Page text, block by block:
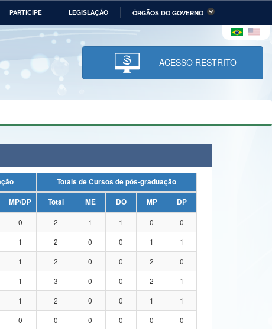
PARTICIPE LEGISLAÇÃO ÓRGÃOS DO GOVERNO
da Economia Ministério da Infraestrutura
Ministério da Ciência,
Tecnologia, Inovações e
Comunicações
Direitos Humanos
ACESSO RESTRITO
Totais de Cursos de pós-graduação
MP/DP Total ME DO MP
DP
0 2 1 1 0
0
1 2 0 0 1
1
1 2 0 0 2
0
1 3 0 0 2
1
1 2 0 0 1
1
0 0 0 0 0 0